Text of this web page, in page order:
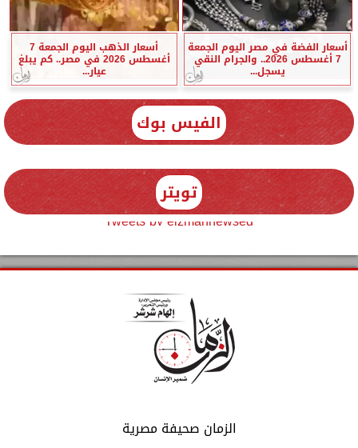
أسعار الفضة في مصر اليوم الجمعة
7 أغسطس 2026.. والجرام النقي
يسجل...
أسعار الذهب اليوم الجمعة 7
أغسطس 2026 في مصر.. كم يبلغ
عيار...
الفيس بوك
تويتر
Tweets by elzmannewseg
الزمان صحيفة مصرية